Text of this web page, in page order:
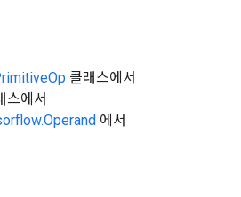
클래스에서
스에서
에서